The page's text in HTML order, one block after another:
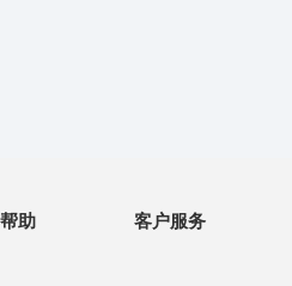
帮助 客户服务